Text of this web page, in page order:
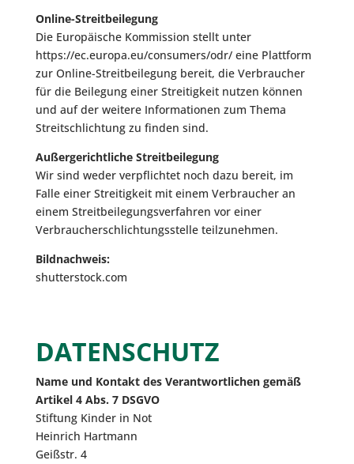
Online-Streitbeilegung
Die Europäische Kommission stellt unter
https://ec.europa.eu/consumers/odr/ eine Plattform
zur Online-Streitbeilegung bereit, die Verbraucher
für die Beilegung einer Streitigkeit nutzen können
und auf der weitere Informationen zum Thema
Streitschlichtung zu finden sind.
Außergerichtliche Streitbeilegung
Wir sind weder verpflichtet noch dazu bereit, im
Falle einer Streitigkeit mit einem Verbraucher an
einem Streitbeilegungsverfahren vor einer
Verbraucherschlichtungsstelle teilzunehmen.
Bildnachweis:
shutterstock.com
DATENSCHUTZ
Name und Kontakt des Verantwortlichen gemäß
Artikel 4 Abs. 7 DSGVO
Stiftung Kinder in Not
Heinrich Hartmann
Geißstr. 4